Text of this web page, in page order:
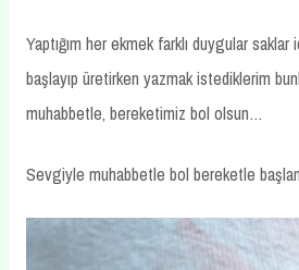
Yaptığım her ekmek farklı duygular
başlayıp üretirken yazmak istediklerim
muhabbetle, bereketimiz bol olsun…
Sevgiyle muhabbetle bol bereketle